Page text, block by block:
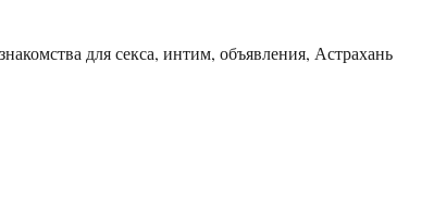
для секса, интим, объявления, Астрахань